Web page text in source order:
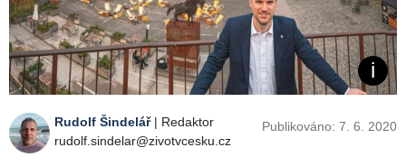
Rudolf Šindelář| Redaktor
rudolf.sindelar@zivotvcesku.cz
Publikováno: 7. 6. 2020